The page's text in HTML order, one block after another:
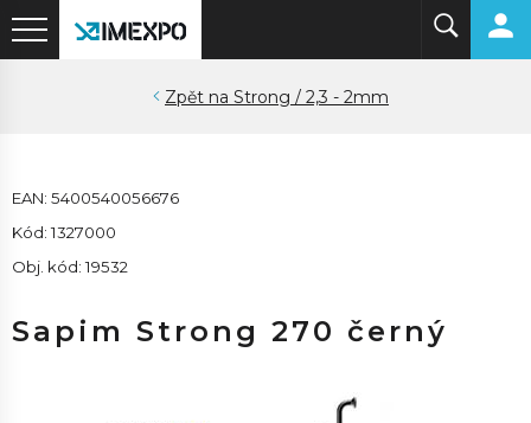
Strong / 2,3 - 2mm
EAN: 5400540056676
Kód: 1327000
Obj. kód: 19532
Sapim Strong 270 černý